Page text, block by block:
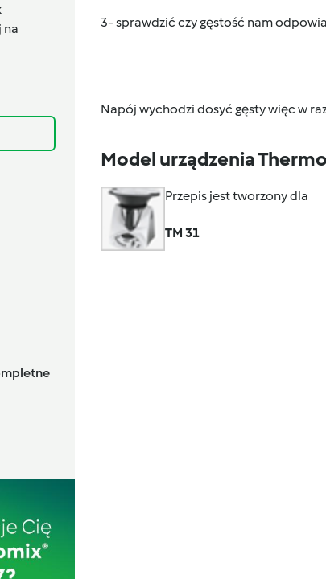
na
3- sprawdzić czy gęstość nam
Napój wychodzi dosyć gęsty więc w
Model urządzenia
Przepis jest tworzony dla
TM 31